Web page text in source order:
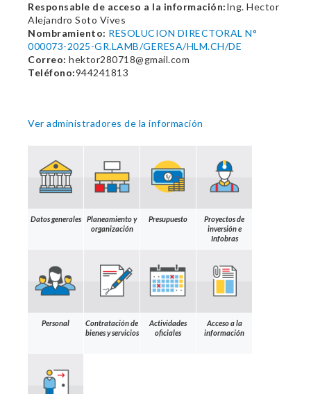
Responsable de acceso a la información:Ing. Hector
Alejandro Soto Vives
Nombramiento: RESOLUCION DIRECTORAL N°
000073-2025-GR.LAMB/GERESA/HLM.CH/DE
Correo: hektor280718@gmail.com
Teléfono:944241813
Ver administradores de la información
Datos generales
Planeamiento y
organización
Presupuesto
Proyectos de
inversión e
Infobras
Personal
Contratación de
bienes y servicios
Actividades
oficiales
Acceso a la
información